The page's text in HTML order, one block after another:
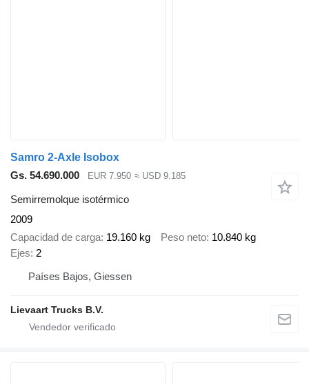
Samro 2-Axle Isobox
Gs. 54.690.000
EUR 7.950 ≈ USD 9.185
Semirremolque isotérmico
2009
Capacidad de carga 19.160 kg Peso neto 10.840 kg
Ejes 2
Países Bajos, Giessen
Lievaart Trucks B.V.